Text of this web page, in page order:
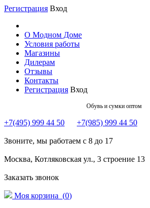
Регистрация Вход
О Модном Доме
Условия работы
Магазины
Дилерам
Отзывы
Контакты
Регистрация Вход
Обувь и сумки оптом
+7(495) 999 44 50 +7(985) 999 44 50
Звоните, мы работаем с 8 до 17
Москва, Котляковская ул., 3 строение 13
Заказать звонок
Моя корзина (0)